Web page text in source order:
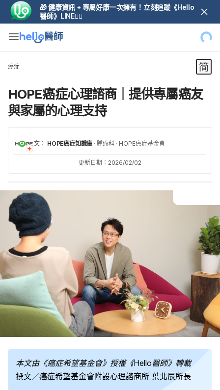
🎁 健康資訊 + 專屬好康一次擁有！立刻追蹤《Hello
醫師》LINE👆🏼
癌症
HOPE癌症心理諮商｜提供專屬癌友
與家屬的心理支持
文： HOPE癌症知識庫 ·腫瘤科 · HOPE癌症基金會
更新日期：2026/02/02
本文由《癌症希望基金會》授權《Hello醫師》轉載
撰文／癌症希望基金會附設心理諮商所 葉北辰所長